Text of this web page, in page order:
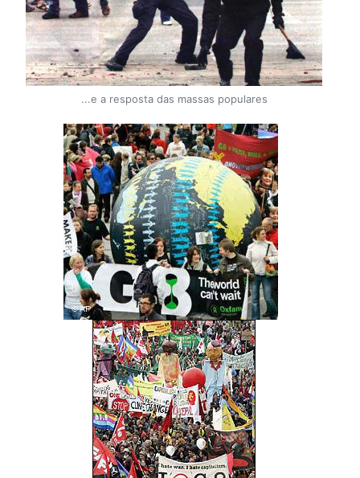
...e a resposta das massas populares